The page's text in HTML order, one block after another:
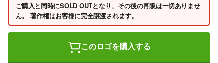
ご購入と同時にSOLD OUTとなり、その後の再販は一切ありませ
ん。 著作権はお客様に完全譲渡されます。
このロゴを購入する